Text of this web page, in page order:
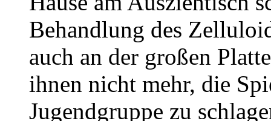
Behandlung des
auch an der großen
ihnen nicht mehr, die
Jugendgruppe zu